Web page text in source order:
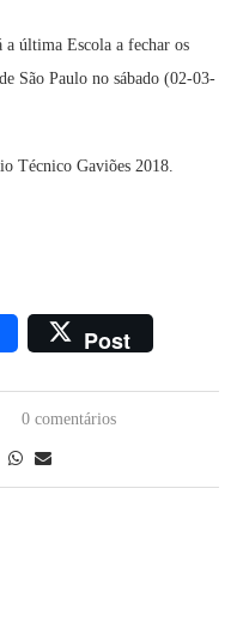
a última Escola a fechar os
São Paulo no sábado (02-03-
Técnico Gaviões 2018.
Post
0 comentários